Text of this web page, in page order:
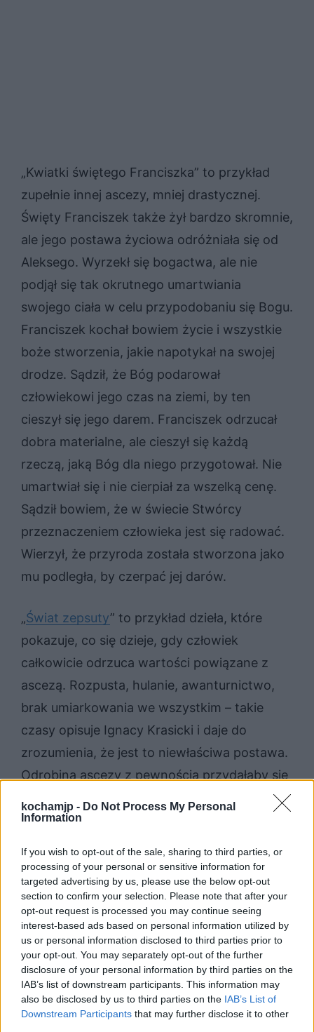
kochamjp - Do Not Process My Personal
Information
If you wish to opt-out of the sale, sharing to third parties, or
processing of your personal or sensitive information for
targeted advertising by us, please use the below opt-out
section to confirm your selection. Please note that after your
opt-out request is processed you may continue seeing
interest-based ads based on personal information utilized by
us or personal information disclosed to third parties prior to
your opt-out. You may separately opt-out of the further
disclosure of your personal information by third parties on the
IAB’s list of downstream participants. This information may
also be disclosed by us to third parties on the IAB’s List of
Downstream Participants that may further disclose it to other
„Kwiatki świętego Franciszka” to przykład
zupełnie innej ascezy, mniej drastycznej.
Święty Franciszek także żył bardzo skromnie,
ale jego postawa życiowa odróżniała się od
Aleksego. Wyrzekł się bogactwa, ale nie
podjął się tak okrutnego umartwiania
swojego ciała w celu przypodobaniu się Bogu.
Franciszek kochał bowiem życie i wszystkie
boże stworzenia, jakie napotykał na swojej
drodze. Sądził, że Bóg podarował
człowiekowi jego czas na ziemi, by ten
cieszył się jego darem. Franciszek odrzucał
dobra materialne, ale cieszył się każdą
rzeczą, jaką Bóg dla niego przygotował. Nie
umartwiał się i nie cierpiał za wszelką cenę.
Sądził bowiem, że w świecie Stwórcy
przeznaczeniem człowieka jest się radować.
Wierzył, że przyroda została stworzona jako
mu podległa, by czerpać jej darów.
„Świat zepsuty” to przykład dzieła, które
pokazuje, co się dzieje, gdy człowiek
całkowicie odrzuca wartości powiązane z
ascezą. Rozpusta, hulanie, awanturnictwo,
brak umiarkowania we wszystkim – takie
czasy opisuje Ignacy Krasicki i daje do
zrozumienia, że jest to niewłaściwa postawa.
Odrobina ascezy z pewnością przydałaby się
społeczeństwu, które bawi się bez umiaru i
prowadzi swój kraj do upadku. W rozumieniu
zostanie pewnego dnia ukarane przez
Stwórcę. Należy zatem powściągnąć swoje
pragnienia i obyczaje i skupić się na
uzdrawianiu duszy, a co za tym idzie także
kraju.
W powieści Umberto Eco „Imię róży” pojawia
się za to swoista krytyka ascezy. Akcja tego